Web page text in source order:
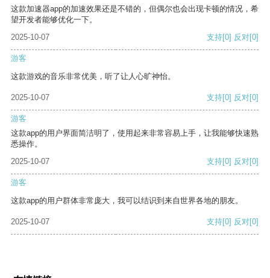
这款加速器app的加速效果还是不错的，但偶尔也会出现卡顿的情况，希
望开发者能够优化一下。
2025-10-07
支持[0] 反对[0]
游客
这款游戏的音乐非常优美，听了让人心旷神怡。
2025-10-07 支持[0] 反对[0]
游客
这款app的用户界面简洁明了，使用起来非常容易上手，让我能够快速熟
悉操作。
2025-10-07
支持[0] 反对[0]
游客
这款app的用户群体非常庞大，我可以结识到来自世界各地的朋友。
2025-10-07 支持[0] 反对[0]